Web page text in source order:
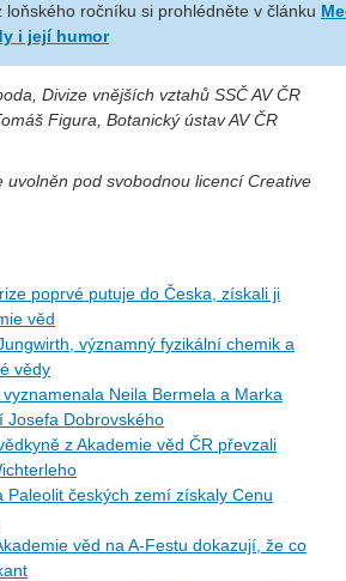
loňského ročníku si prohlédněte v článku
i její humor
Divize vnějších vztahů SSČ AV ČR
Figura, Botanický ústav AV ČR
uvolněn pod svobodnou licencí Creative
poprvé putuje do Česka, získali ji
věd
významný fyzikální chemik a
vědy
Neila Bermela a Marka
Josefa Dobrovského
z Akademie věd ČR převzali
Paleolit českých zemí získaly Cenu
věd na A-Festu dokazují, že co